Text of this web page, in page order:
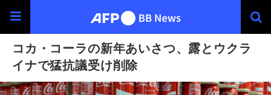
コカ・コーラの新年あいさつ、露とウクラ
イナで猛抗議受け削除